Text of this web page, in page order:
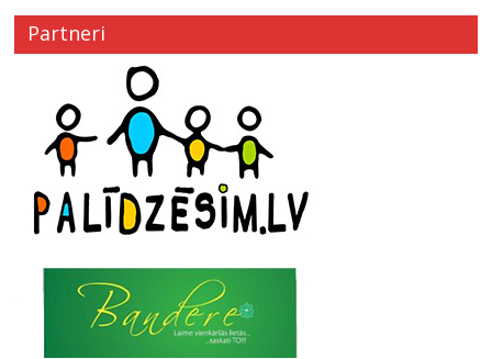
Partneri